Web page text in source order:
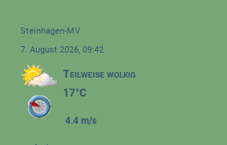
Steinhagen-MV
7. August 2026, 09:42
Teilweise wolkig
17°C
4.4 m/s